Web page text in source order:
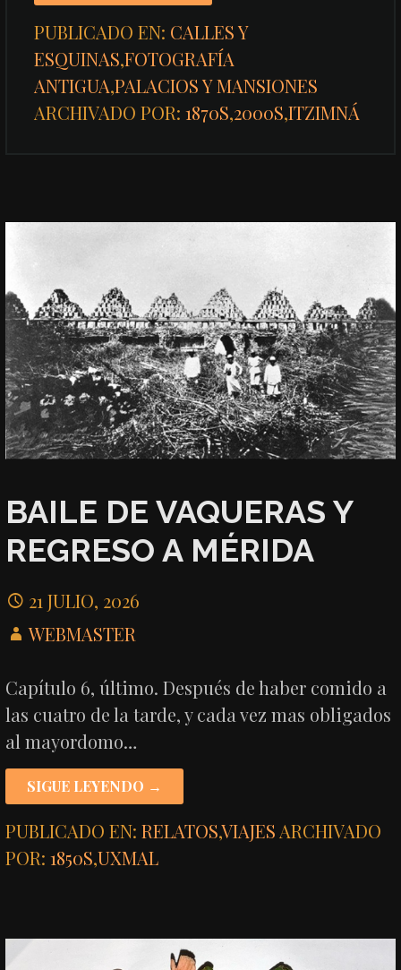
PUBLICADO EN: CALLES Y
ESQUINAS,FOTOGRAFÍA
ANTIGUA,PALACIOS Y MANSIONES
ARCHIVADO POR:1870S,2000S,ITZIMNÁ
BAILE DE VAQUERAS Y
REGRESO A MÉRIDA
21 JULIO, 2026
WEBMASTER
Capítulo 6, último. Después de haber comido a
las cuatro de la tarde, y cada vez mas obligados
al mayordomo…
SIGUE LEYENDO →
PUBLICADO EN:RELATOS,VIAJESARCHIVADO
POR:1850S,UXMAL